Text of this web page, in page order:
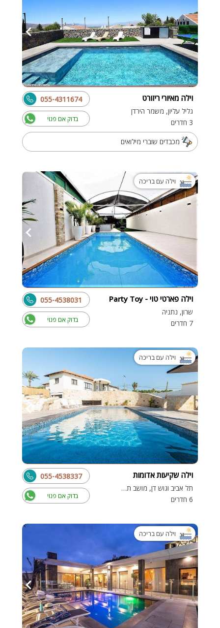
וילה מאיורי ריזורט
גליל עליון, משמר הירדן
3 חדרים
בדוק אם פנוי
055-4311674
מכבדים שוברי מילואים
וילה עם בריכה
וילה פארטי טוי - Party Toy
שרון, נתניה
7 חדרים
בדוק אם פנוי
055-4538031
וילה עם בריכה
וילה שקיעות אדומות
תל אביב וגוש דן, מושב תלמים
6 חדרים
בדוק אם פנוי
055-4538337
וילה עם בריכה